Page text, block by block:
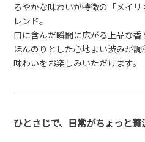
ろやかな味わいが特徴の「メイ
レンド。
口に含んだ瞬間に広がる上品な
ほんのりとした心地よい渋みが
味わいをお楽しみいただけます。
ひとさじで、日常がちょっと贅